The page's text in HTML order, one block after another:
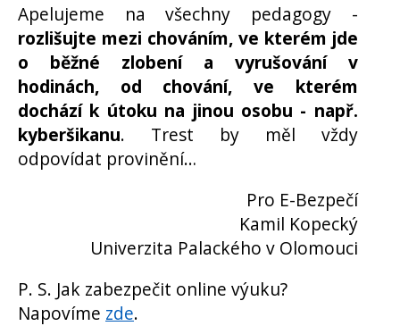
Apelujeme na všechny pedagogy -
rozlišujte mezi chováním, ve kterém jde
o běžné zlobení a vyrušování v
hodinách, od chování, ve kterém
dochází k útoku na jinou osobu - např.
kyberšikanu. Trest by měl vždy
odpovídat provinění…
Pro E-Bezpečí
Kamil Kopecký
Univerzita Palackého v Olomouci
P. S. Jak zabezpečit online výuku?
Napovíme zde.